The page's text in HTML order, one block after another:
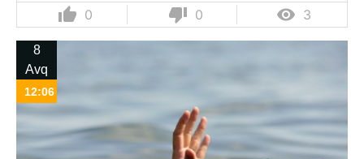
thumb_up 0 thumb_down 0  3
8
Avq
12:06